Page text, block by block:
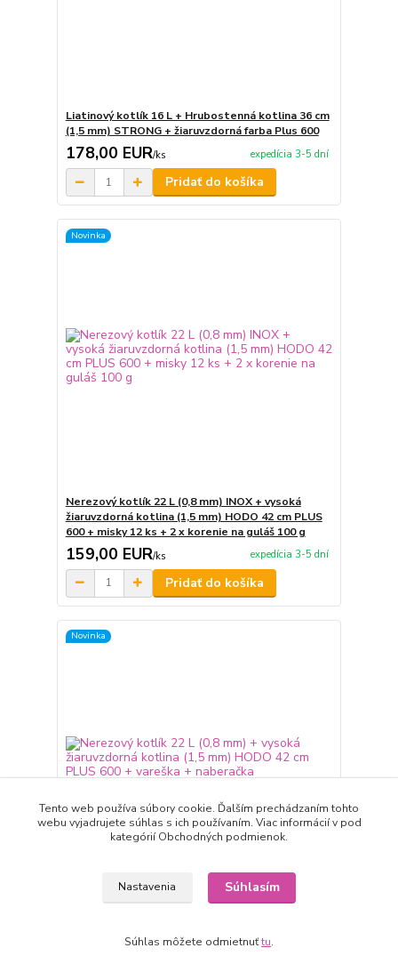
Liatinový kotlík 16 L + Hrubostenná kotlina 36 cm
(1,5 mm) STRONG + žiaruvzdorná farba Plus 600
178,00 EUR/ks expedícia 3-5 dní
Pridať do košíka
Novinka
Nerezový kotlík 22 L (0,8 mm) INOX + vysoká
žiaruvzdorná kotlina (1,5 mm) HODO 42 cm PLUS
600 + misky 12 ks + 2 x korenie na guláš 100 g
159,00 EUR/ks expedícia 3-5 dní
Pridať do košíka
Novinka
Nerezový kotlík 22 L (0,8 mm) + vysoká
Tento web používa súbory cookie. Ďalším prechádzaním tohto
webu vyjadrujete súhlas s ich používaním. Viac informácií v pod
kategórií Obchodných podmienok.
Nastavenia Súhlasím
Súhlas môžete odmietnuťtu.